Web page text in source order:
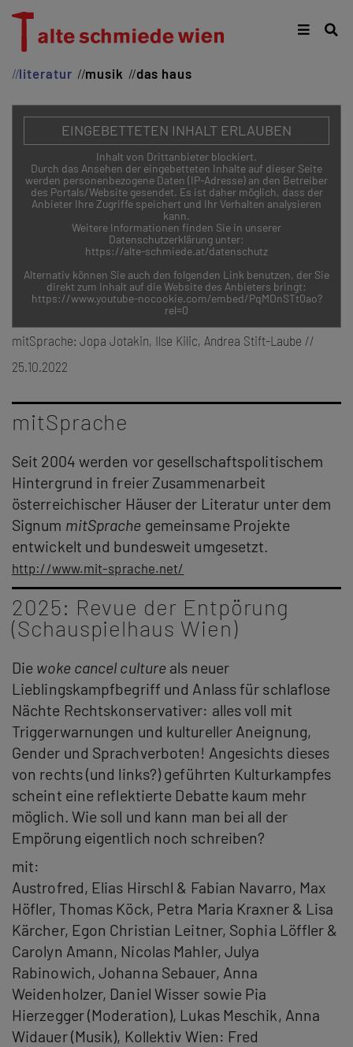
literatur musik das haus
EINGEBETTETEN INHALT ERLAUBEN
Inhalt von Drittanbieter blockiert.
Durch das Ansehen der eingebetteten Inhalte auf dieser Seite
werden personenbezogene Daten (IP-Adresse) an den Betreiber
des Portals/Website gesendet. Es ist daher möglich, dass der
Anbieter Ihre Zugriffe speichert und Ihr Verhalten analysieren
kann.
Weitere Informationen finden Sie in unserer
Datenschutzerklärung unter:
https://alte-schmiede.at/datenschutz
Alternativ können Sie auch den folgenden Link benutzen, der Sie
direkt zum Inhalt auf die Website des Anbieters bringt:
https://www.youtube-nocookie.com/embed/PqMDnSTt0ao?
rel=0
mitSprache: Jopa Jotakin, Ilse Kilic, Andrea Stift-Laube //
25.10.2022
mitSprache
Seit 2004 werden vor gesellschaftspolitischem
Hintergrund in freier Zusammenarbeit
österreichischer Häuser der Literatur unter dem
Signum mitSprache gemeinsame Projekte
entwickelt und bundesweit umgesetzt.
http://www.mit-sprache.net/
2025: Revue der Entpörung
(Schauspielhaus Wien)
Die woke cancel culture als neuer
Lieblingskampfbegriff und Anlass für schlaflose
Nächte Rechtskonservativer: alles voll mit
Triggerwarnungen und kultureller Aneignung,
Gender und Sprachverboten! Angesichts dieses
von rechts (und links?) geführten Kulturkampfes
scheint eine reflektierte Debatte kaum mehr
möglich. Wie soll und kann man bei all der
Empörung eigentlich noch schreiben?
mit:
Austrofred, Elias Hirschl & Fabian Navarro, Max
Höfler, Thomas Köck, Petra Maria Kraxner & Lisa
Kärcher, Egon Christian Leitner, Sophia Löffler &
Carolyn Amann, Nicolas Mahler, Julya
Rabinowich, Johanna Sebauer, Anna
Weidenholzer, Daniel Wisser sowie Pia
Hierzegger (Moderation), Lukas Meschik, Anna
Widauer (Musik), Kollektiv Wien: Fred